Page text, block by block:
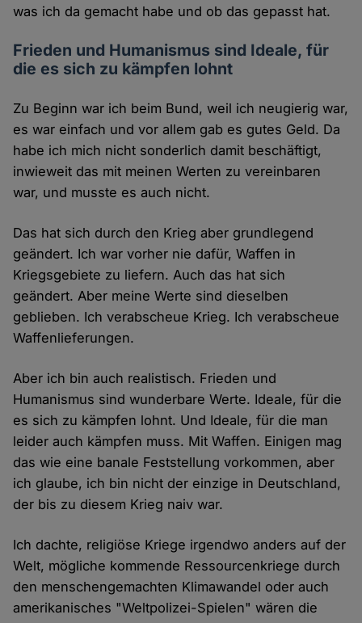
was ich da gemacht habe und ob das gepasst hat.
Frieden und Humanismus sind Ideale, für
die es sich zu kämpfen lohnt
Zu Beginn war ich beim Bund, weil ich neugierig war,
es war einfach und vor allem gab es gutes Geld. Da
habe ich mich nicht sonderlich damit beschäftigt,
inwieweit das mit meinen Werten zu vereinbaren
war, und musste es auch nicht.
Das hat sich durch den Krieg aber grundlegend
geändert. Ich war vorher nie dafür, Waffen in
Kriegsgebiete zu liefern. Auch das hat sich
geändert. Aber meine Werte sind dieselben
geblieben. Ich verabscheue Krieg. Ich verabscheue
Waffenlieferungen.
Aber ich bin auch realistisch. Frieden und
Humanismus sind wunderbare Werte. Ideale, für die
es sich zu kämpfen lohnt. Und Ideale, für die man
leider auch kämpfen muss. Mit Waffen. Einigen mag
das wie eine banale Feststellung vorkommen, aber
ich glaube, ich bin nicht der einzige in Deutschland,
der bis zu diesem Krieg naiv war.
Ich dachte, religiöse Kriege irgendwo anders auf der
Welt, mögliche kommende Ressourcenkriege durch
den menschengemachten Klimawandel oder auch
amerikanisches "Weltpolizei-Spielen" wären die